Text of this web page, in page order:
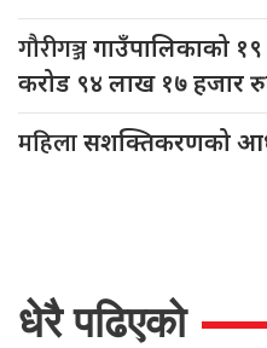
गौरीगञ्जगाउँपालिकाको
करोड ९४ लाख १७ हजार
महिलासशक्तिकरणको
धेरै पढिएको